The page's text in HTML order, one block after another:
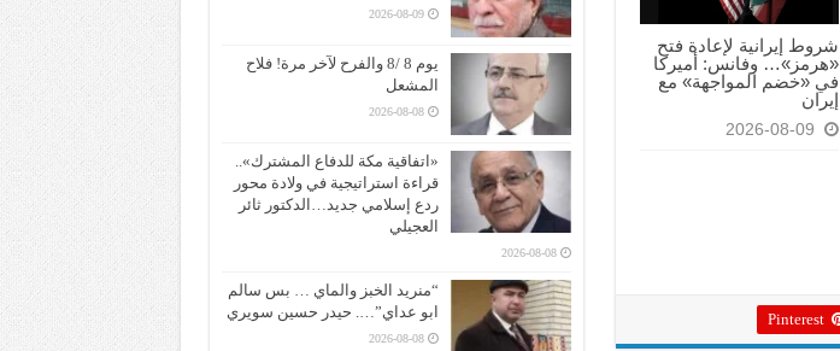
شروط إيرانية لإعادة فتح
«هرمز»… وفانس: أميركا
في «خضم المواجهة» مع
إيران
2026-08-09
Pinterest
2026-08-09
يوم 8 /8 والفرح لآخر مرة! فلاح
المشعل
2026-08-08
«اتفاقية مكة للدفاع المشترك»..
قراءة استراتيجية في ولادة محور
ردع إسلامي جديد…الدكتور ثائر
العجيلي
2026-08-08
“منريد الخبز والماي … بس سالم
ابو عداي”…. حيدر حسين سويري
2026-08-08